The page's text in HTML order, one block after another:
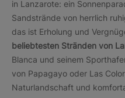
in Lanzarote: ein
Sandstrände von herrlich
das ist Erholung und
beliebtesten Stränden von
Blanca und seinem
von Papagayo oder Las
Naturlandschaft und